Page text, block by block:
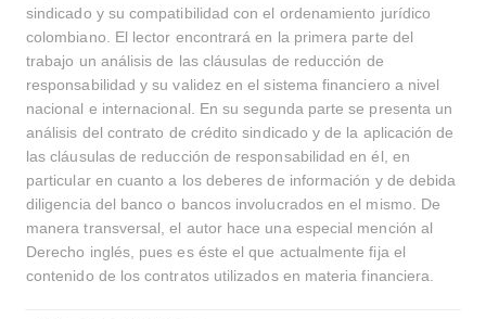
sindicado y su compatibilidad con el ordenamiento jurídico
colombiano. El lector encontrará en la primera parte del
trabajo un análisis de las cláusulas de reducción de
responsabilidad y su validez en el sistema financiero a nivel
nacional e internacional. En su segunda parte se presenta un
análisis del contrato de crédito sindicado y de la aplicación de
las cláusulas de reducción de responsabilidad en él, en
particular en cuanto a los deberes de información y de debida
diligencia del banco o bancos involucrados en el mismo. De
manera transversal, el autor hace una especial mención al
Derecho inglés, pues es éste el que actualmente fija el
contenido de los contratos utilizados en materia financiera.